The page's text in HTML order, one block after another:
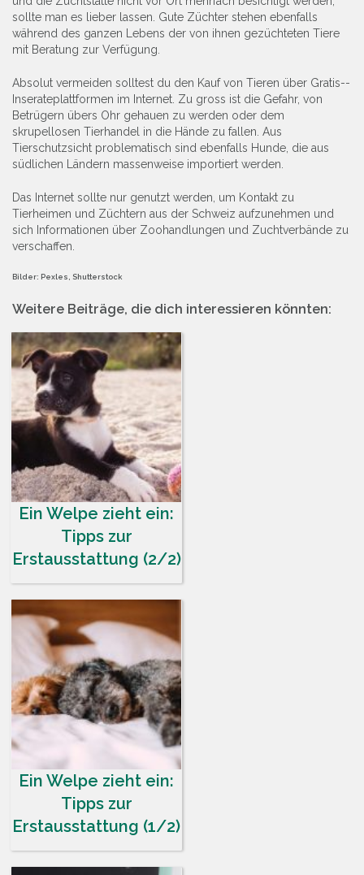
sollte man es lieber lassen. Gute Züchter stehen ebenfalls
während des ganzen Lebens der von ihnen gezüchteten Tiere
mit Beratung zur Verfügung.
Absolut vermeiden solltest du den Kauf von Tieren über Gratis-­
Inserateplattformen im Internet. Zu gross ist die Gefahr, von
Betrügern übers Ohr gehauen zu werden oder dem
skrupellosen Tierhandel in die Hände zu fallen. Aus
Tierschutzsicht problematisch sind ebenfalls Hunde, die aus
südlichen Ländern massenweise importiert werden.
Das Internet sollte nur genutzt werden, um Kontakt zu
Tierheimen und Züchtern aus der Schweiz aufzunehmen und
sich Informationen über Zoohandlungen und Zuchtverbände zu
verschaffen.
Bilder: Pexles, Shutterstock
Weitere Beiträge, die dich interessieren könnten:
Ein Welpe zieht ein:
Tipps zur
Erstausstattung (2/2)
Ein Welpe zieht ein:
Tipps zur
Erstausstattung (1/2)